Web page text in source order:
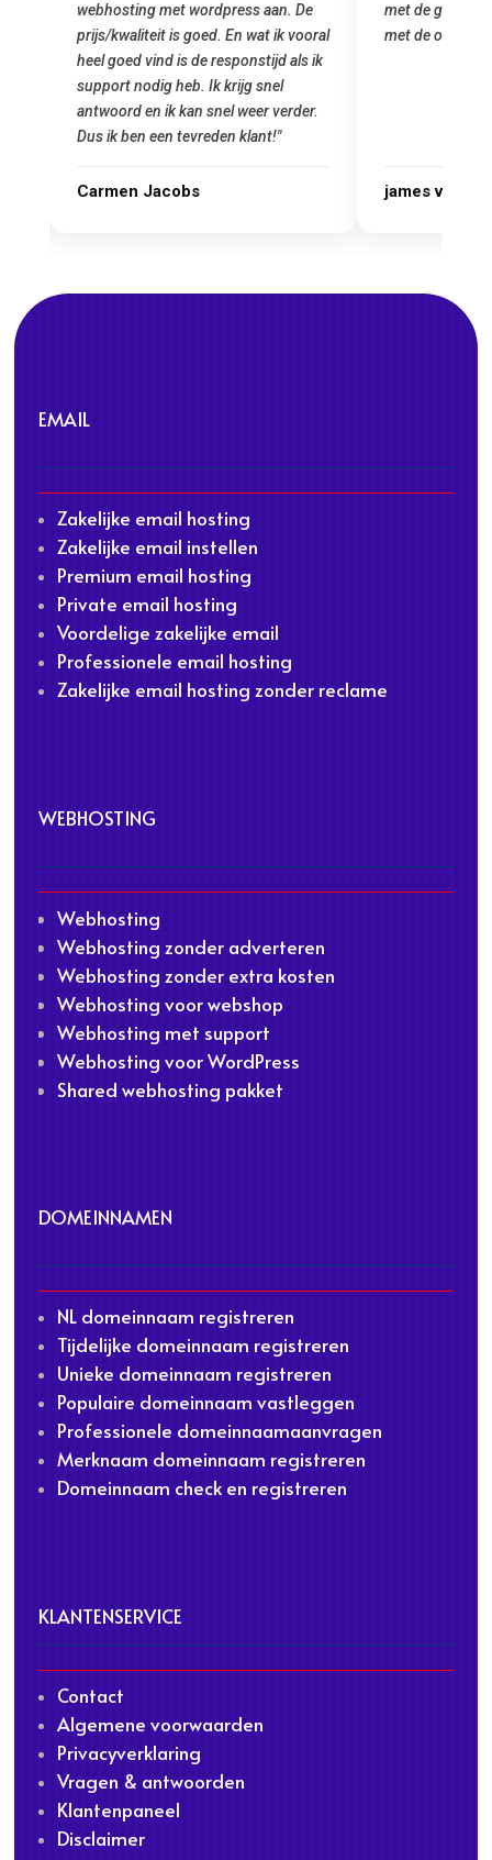
met de grote jongens en dus nu al blij
met de overstap!"
james van oranje
was meteen
gemaakt. Top
Marcel Thijs
EMAIL
Zakelijke email hosting
Zakelijke email instellen
Premium email hosting
Private email hosting
Voordelige zakelijke email
Professionele email hosting
Zakelijke email hosting zonder reclame
WEBHOSTING
Webhosting
Webhosting zonder adverteren
Webhosting zonder extra kosten
Webhosting voor webshop
Webhosting met support
Webhosting voor WordPress
Shared webhosting pakket
DOMEINNAMEN
NL domeinnaam registreren
Tijdelijke domeinnaam registreren
Unieke domeinnaam registreren
Populaire domeinnaam vastleggen
Professionele domeinnaamaanvragen
Merknaam domeinnaam registreren
Domeinnaam check en registreren
KLANTENSERVICE
Contact
Algemene voorwaarden
Privacyverklaring
Vragen & antwoorden
Klantenpaneel
Disclaimer